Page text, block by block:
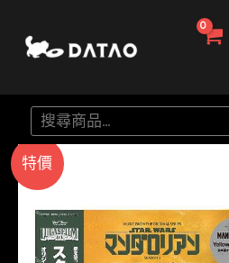
要
容
搜
尋
特價